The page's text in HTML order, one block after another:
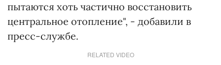
пытаются хоть частично восстановить
центральное отопление", - добавили в
пресс-службе.
RELATED VIDEO